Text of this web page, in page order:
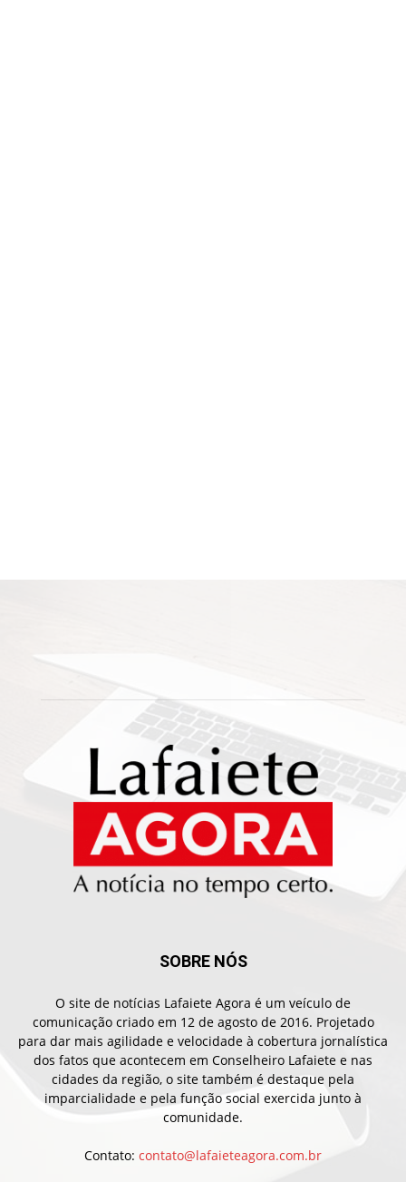
SOBRE NÓS
O site de notícias Lafaiete Agora é um veículo de
comunicação criado em 12 de agosto de 2016. Projetado
para dar mais agilidade e velocidade à cobertura jornalística
dos fatos que acontecem em Conselheiro Lafaiete e nas
cidades da região, o site também é destaque pela
imparcialidade e pela função social exercida junto à
comunidade.
Contato: contato@lafaieteagora.com.br